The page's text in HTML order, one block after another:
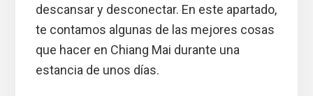
descansar y desconectar. En este apartado,
te contamos algunas de las mejores cosas
que hacer en Chiang Mai durante una
estancia de unos días.